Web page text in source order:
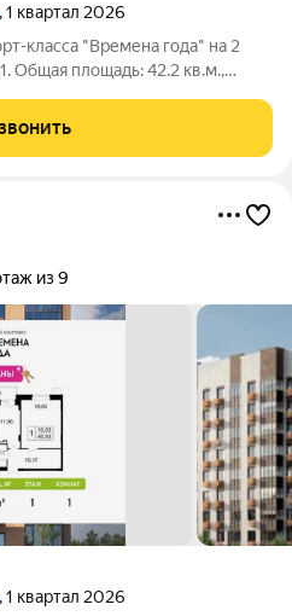
, 1 квартал 2026
класса "Времена года" на 2
Общая площадь: 42.2 кв.м.,
комфорт-класса,
из 9
, 1 квартал 2026